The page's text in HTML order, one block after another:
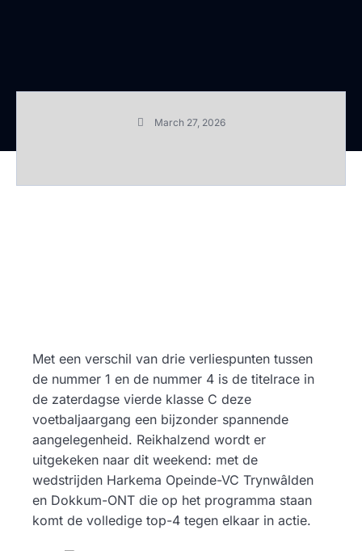
March 27, 2026
Met een verschil van drie verliespunten tussen
de nummer 1 en de nummer 4 is de titelrace in
de zaterdagse vierde klasse C deze
voetbaljaargang een bijzonder spannende
aangelegenheid. Reikhalzend wordt er
uitgekeken naar dit weekend: met de
wedstrijden Harkema Opeinde-VC Trynwâlden
en Dokkum-ONT die op het programma staan
komt de volledige top-4 tegen elkaar in actie.